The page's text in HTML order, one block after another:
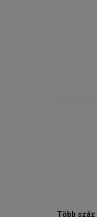
Több száz